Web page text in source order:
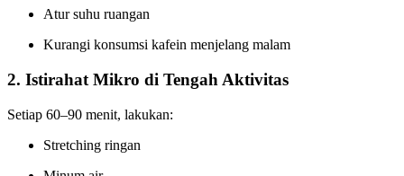
Atur suhu ruangan
Kurangi konsumsi kafein menjelang malam
2. Istirahat Mikro di Tengah Aktivitas
Setiap 60–90 menit, lakukan:
Stretching ringan